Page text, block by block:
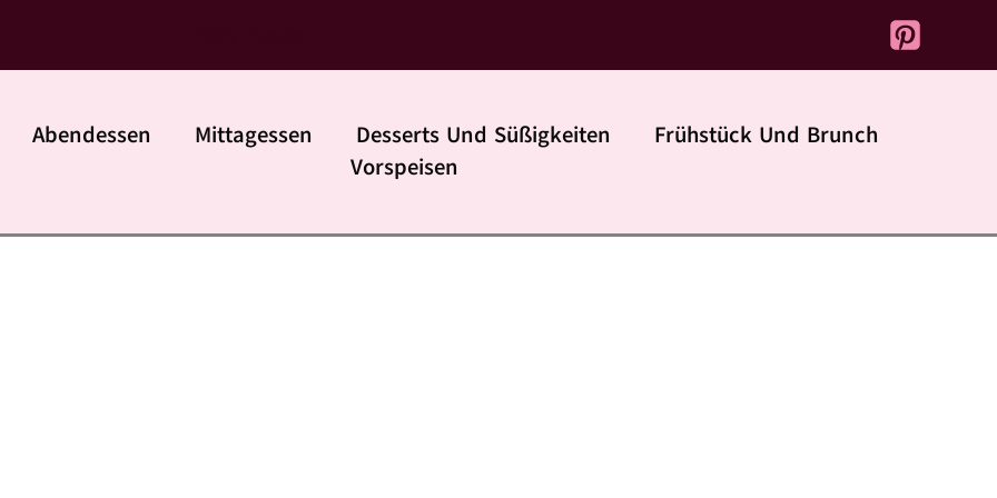
Abendessen Mittagessen Desserts Und Süßigkeiten
Frühstück Und Brunch
Vorspeisen